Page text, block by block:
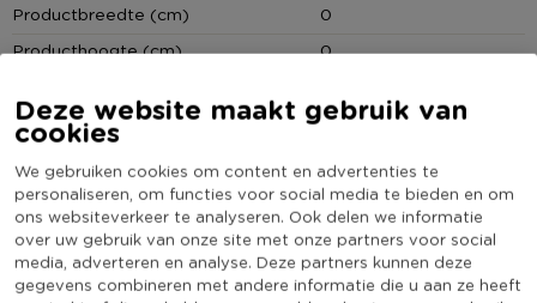
Deze website maakt gebruik van
cookies
We gebruiken cookies om content en advertenties te
personaliseren, om functies voor social media te bieden en om
ons websiteverkeer te analyseren. Ook delen we informatie
over uw gebruik van onze site met onze partners voor social
media, adverteren en analyse. Deze partners kunnen deze
gegevens combineren met andere informatie die u aan ze heeft
Productbreedte (cm)
0
Producthoogte (cm)
0
Productlengte (cm)
0
Duurzaamheidsscore
(Nog) geen score
bekend